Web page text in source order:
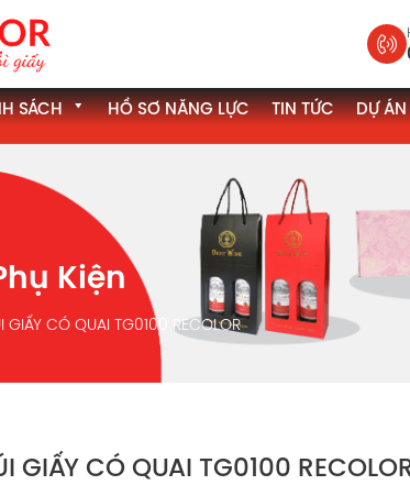
SÁCH HỒ SƠ NĂNG LỰC TIN TỨC DỰ ÁN
Kiện
GIẤY CÓ QUAI TG0100 RECOLOR
GIẤY CÓ QUAI TG0100